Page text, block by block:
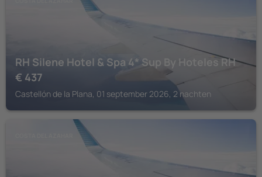
RH Silene Hotel & Spa 4* Sup By Hoteles RH
€ 437
Castellón de la Plana, 01 september 2026, 2 nachten